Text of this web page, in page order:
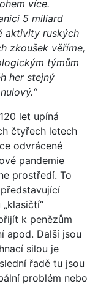
více.
5 miliard
aktivity ruských
zkoušek věříme,
týmům
her stejný
let upíná
čtyřech letech
odvrácené
pandemie
prostředí. To
k penězům
apod. Další jsou
silou je
řadě tu jsou
problém nebo